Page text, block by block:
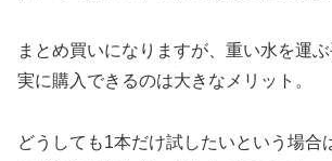
まとめ買いになりますが、重い水を運
実に購入できるのは大きなメリット。
どうしても1本だけ試したいという場合